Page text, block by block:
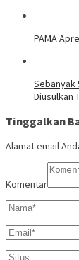
PAMA
Sebanyak
Diusulkan
Tinggalkan
Alamat email
Komentar